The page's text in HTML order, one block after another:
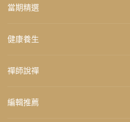
當期精選
健康養生
禪師說禪
編輯推薦